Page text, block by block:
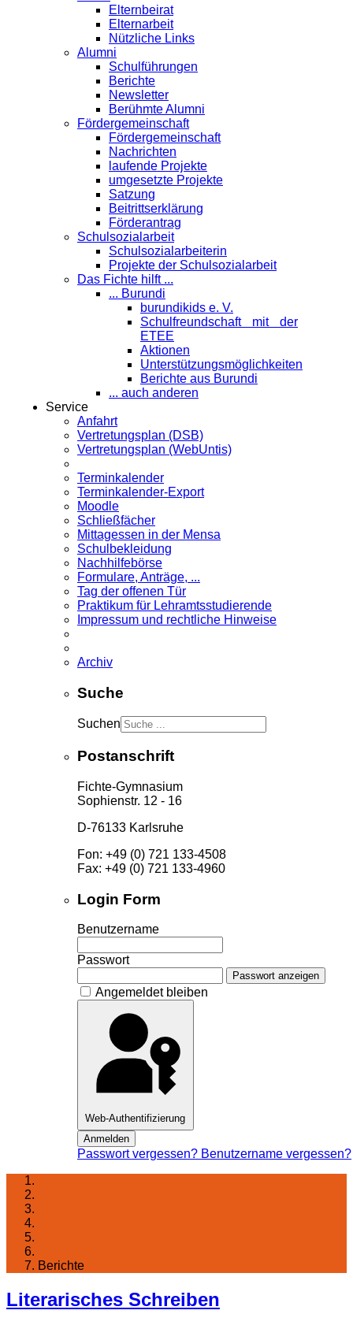
Elternbeirat
Elternarbeit
Nützliche Links
Alumni
Schulführungen
Berichte
Newsletter
Berühmte Alumni
Förder­gemeinschaft
Fördergemeinschaft
Nachrichten
laufende Projekte
umgesetzte Projekte
Satzung
Beitrittserklärung
Förderantrag
Schul­sozialarbeit
Schulsozialarbeiterin
Projekte der Schulsozialarbeit
Das Fichte hilft ...
... Burundi
burundikids e. V.
Schulfreundschaft mit der
ETEE
Aktionen
Unterstützungsmöglichkeiten
Berichte aus Burundi
... auch anderen
Service
Anfahrt
Vertretungsplan (DSB)
Vertretungsplan (WebUntis)
Terminkalender
Terminkalender-Export
Moodle
Schließfächer
Mittagessen in der Mensa
Schulbekleidung
Nachhilfebörse
Formulare, Anträge, ...
Tag der offenen Tür
Praktikum für Lehramts­studierende
Impressum und rechtliche Hinweise
Archiv
Suche
Suchen
Postanschrift
Fichte-Gymnasium
Sophienstr. 12 - 16
D-76133 Karlsruhe
Fon: +49 (0) 721 133-4508
Fax: +49 (0) 721 133-4960
Login Form
Benutzername
Passwort
Passwort anzeigen
Angemeldet bleiben
Web-Authentifizierung
Anmelden
Passwort vergessen? Benutzername vergessen?
Berichte
Literarisches Schreiben